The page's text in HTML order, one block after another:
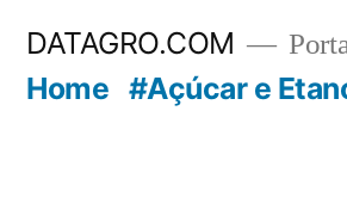
DATAGRO.COM
Home #Açúcar e